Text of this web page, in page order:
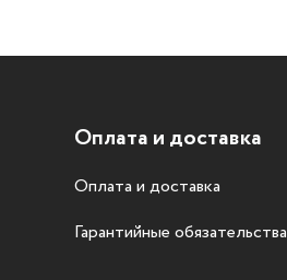
Оплата и доставка
Оплата и доставка
Гарантийные обязательства